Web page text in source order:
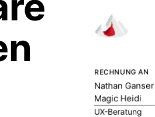
RECHNUNG AN
Nathan Ganser
Magic Heidi
UX-Beratung